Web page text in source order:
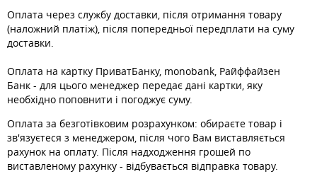
Оплата через службу доставки, після отримання товару
(наложний платіж), після попередньої передплати на суму
доставки.
Оплата на картку ПриватБанку, monobank, Райффайзен
Банк - для цього менеджер передає дані картки, яку
необхідно поповнити і погоджує суму.
Оплата за безготівковим розрахунком: обираєте товар і
зв'язуєтеся з менеджером, після чого Вам виставляється
рахунок на оплату. Після надходження грошей по
виставленому рахунку - відбувається відправка товару.